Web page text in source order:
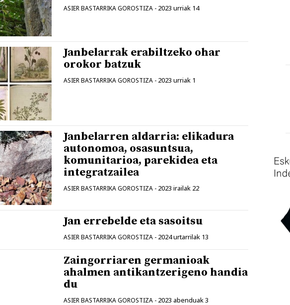
ASIER BASTARRIKA GOROSTIZA - 2023 urriak 14
Janbelarrak erabiltzeko ohar
orokor batzuk
ASIER BASTARRIKA GOROSTIZA - 2023 urriak 1
Janbelarren aldarria: elikadura
autonomoa, osasuntsua,
komunitarioa, parekidea eta
integratzailea
ASIER BASTARRIKA GOROSTIZA - 2023 irailak 22
Jan errebelde eta sasoitsu
ASIER BASTARRIKA GOROSTIZA - 2024 urtarrilak 13
Zaingorriaren germanioak
ahalmen antikantzerigeno handia
du
ASIER BASTARRIKA GOROSTIZA - 2023 abenduak 3